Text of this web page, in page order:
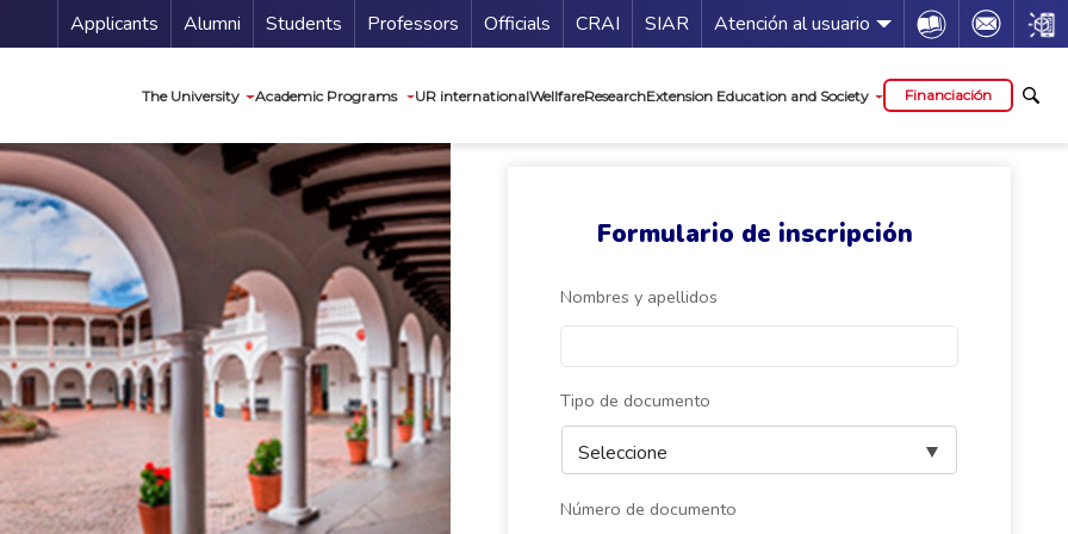
Menu Secundario
Applicants Alumni Students Professors Officials Guía de servicios
CRAI SIAR Atención al usuario Icon Icon Icon
The University Academic Programs UR internationalWellfareResearchExtension Education and Society Financiación
Formulario de inscripción
Nombres y apellidos
Tipo de documento
Número de documento